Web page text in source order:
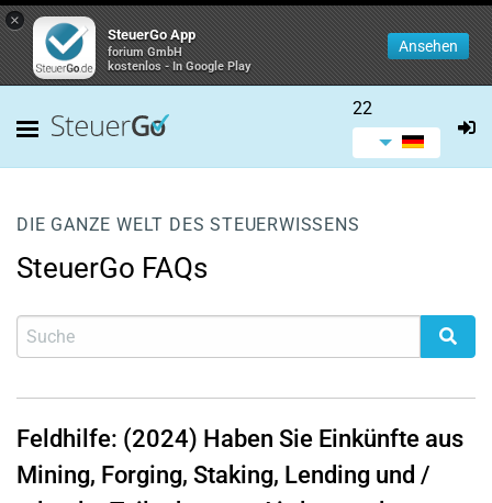
×
SteuerGo App
forium GmbH
kostenlos - In Google Play
Ansehen
22
DIE GANZE WELT DES STEUERWISSENS
SteuerGo FAQs
Feldhilfe: (2024) Haben Sie Einkünfte aus
Mining, Forging, Staking, Lending und /